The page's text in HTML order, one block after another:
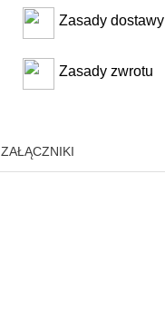
Zasady dostawy
Zasady zwrotu
ZAŁĄCZNIKI